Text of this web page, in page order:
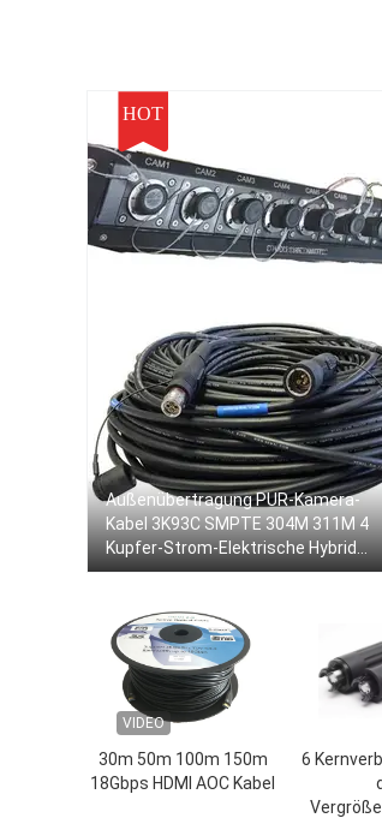
HOT
Außenübertragung PUR-Kamera-
Kabel 3K93C SMPTE 304M 311M 4
Kupfer-Strom-Elektrische Hybrid-
Anschlussfaserkabel
VIDEO
30m 50m 100m 150m
18Gbps HDMI AOC Kabel
6